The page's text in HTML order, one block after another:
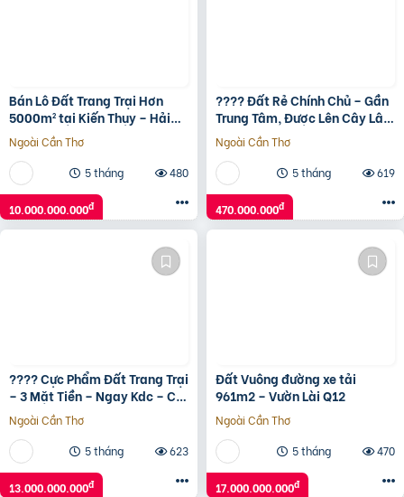
Bán Lô Đất Trang Trại Hơn
5000m² tại Kiến Thụy – Hải
Phòng
Ngoài Cần Thơ
5 tháng
480
10.000.000.000đ
???? Đất Rẻ Chính Chủ – Gần
Trung Tâm, Được Lên Cây Lâu
Năm, Giá Chỉ 470tr!
Ngoài Cần Thơ
5 tháng
619
470.000.000đ
???? Cực Phẩm Đất Trang Trại
– 3 Mặt Tiền – Ngay Kdc – Chỉ
690Tr/Ha
Ngoài Cần Thơ
5 tháng
623
13.000.000.000đ
Đất Vuông đường xe tải
961m2 – Vườn Lài Q12
Ngoài Cần Thơ
5 tháng
470
17.000.000.000đ